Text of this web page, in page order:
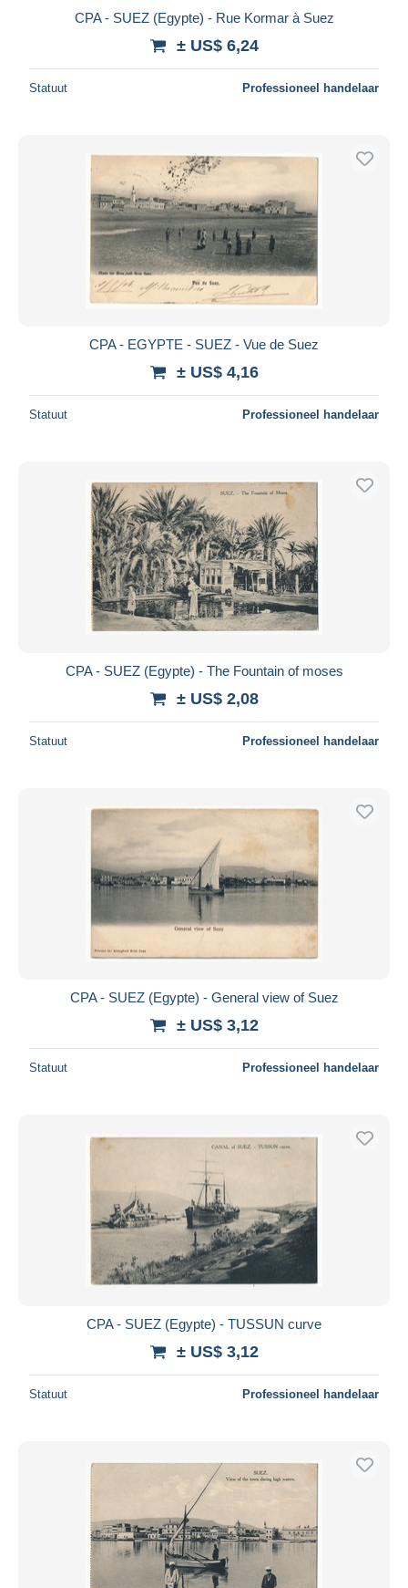
CPA - SUEZ (Egypte) - Rue Kormar à Suez
± US$ 6,24
Statuut Professioneel handelaar
CPA - EGYPTE - SUEZ - Vue de Suez
± US$ 4,16
Statuut Professioneel handelaar
CPA - SUEZ (Egypte) - The Fountain of moses
± US$ 2,08
Statuut Professioneel handelaar
CPA - SUEZ (Egypte) - General view of Suez
± US$ 3,12
Statuut Professioneel handelaar
CPA - SUEZ (Egypte) - TUSSUN curve
± US$ 3,12
Statuut Professioneel handelaar